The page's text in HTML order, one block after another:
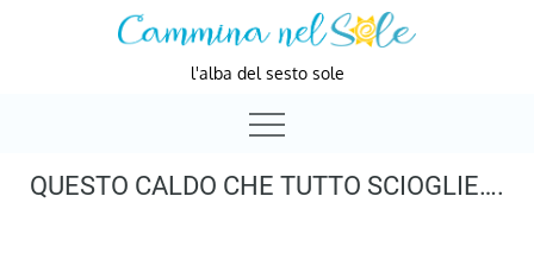
l'alba del sesto sole
QUESTO CALDO CHE TUTTO SCIOGLIE….